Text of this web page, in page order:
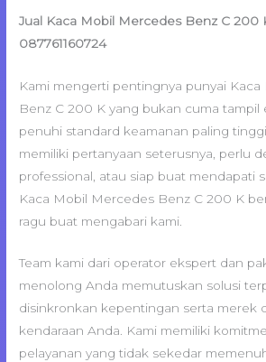
Jual Kaca Mobil Mercedes Benz C 200
087761160724
Kami mengerti pentingnya punyai
Benz C 200 K yang bukan cuma tampil
penuhi standard keamanan paling
memiliki pertanyaan seterusnya, perlu
professional, atau siap buat mendapati
Kaca Mobil Mercedes Benz C 200 K
ragu buat mengabari kami.
Team kami dari operator ekspert dan
menolong Anda memutuskan solusi
disinkronkan kepentingan serta merek
kendaraan Anda. Kami memiliki
pelayanan yang tidak sekedar